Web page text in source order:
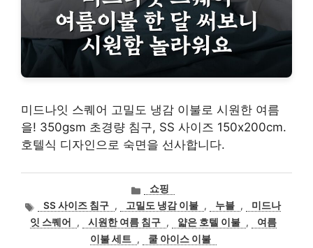
미드나잇 스퀘어 고밀도 냉감 이불로 시원한 여름
을! 350gsm 초경량 침구, SS 사이즈 150x200cm.
호텔식 디자인으로 숙면을 선사합니다.
카
테
고
리
쇼핑
태
그
SS 사이즈 침구 , 고밀도 냉감 이불 , 누블 ,
미드나
잇 스퀘어
, 시원한 여름 침구 , 얇은 호텔 이불 ,
여름
이불 세트 , 쿨 아이스 이불